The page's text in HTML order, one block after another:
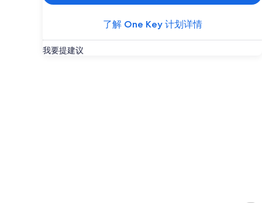
了解 One Key 计划详情
我要提建议